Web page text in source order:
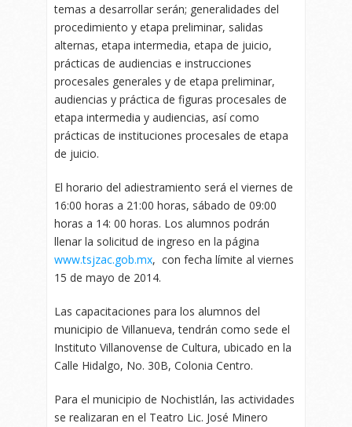
temas a desarrollar serán; generalidades del
procedimiento y etapa preliminar, salidas
alternas, etapa intermedia, etapa de juicio,
prácticas de audiencias e instrucciones
procesales generales y de etapa preliminar,
audiencias y práctica de figuras procesales de
etapa intermedia y audiencias, así como
prácticas de instituciones procesales de etapa
de juicio.
El horario del adiestramiento será el viernes de
16:00 horas a 21:00 horas, sábado de 09:00
horas a 14: 00 horas. Los alumnos podrán
llenar la solicitud de ingreso en la página
www.tsjzac.gob.mx, con fecha límite al viernes
15 de mayo de 2014.
Las capacitaciones para los alumnos del
municipio de Villanueva, tendrán como sede el
Instituto Villanovense de Cultura, ubicado en la
Calle Hidalgo, No. 30B, Colonia Centro.
Para el municipio de Nochistlán, las actividades
se realizaran en el Teatro Lic. José Minero